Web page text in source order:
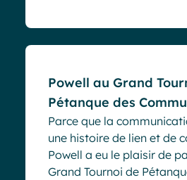
Powell au Grand
Pétanque des
Parce que la
une histoire de lien et de
Powell a eu le plaisir de
Grand Tournoi de